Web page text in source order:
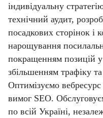
індивідуальну
технічний аудит,
посадкових сторінок і
нарощування
покращенням позицій
збільшенням трафіку
Оптимізуємо
вимог SEO.
по всій Україні,